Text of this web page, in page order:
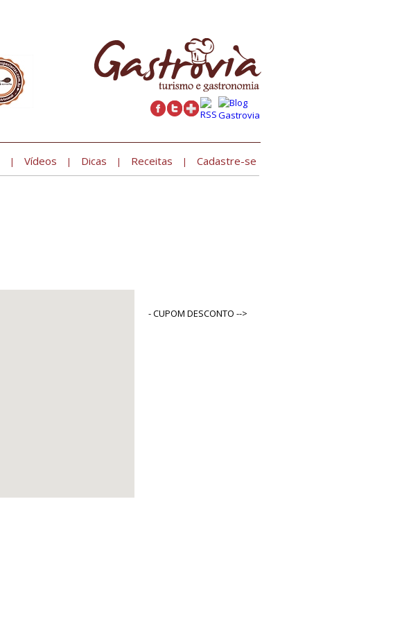
| Vídeos | Dicas | Receitas | Cadastre-se
- CUPOM DESCONTO -->